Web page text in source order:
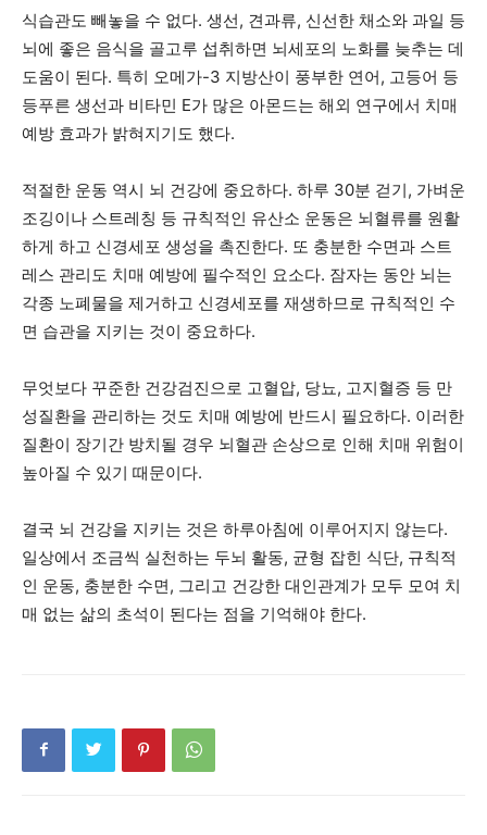
식습관도 빼놓을 수 없다. 생선, 견과류, 신선한 채소와 과일 등
뇌에 좋은 음식을 골고루 섭취하면 뇌세포의 노화를 늦추는 데
도움이 된다. 특히 오메가-3 지방산이 풍부한 연어, 고등어 등
등푸른 생선과 비타민 E가 많은 아몬드는 해외 연구에서 치매
예방 효과가 밝혀지기도 했다.
적절한 운동 역시 뇌 건강에 중요하다. 하루 30분 걷기, 가벼운
조깅이나 스트레칭 등 규칙적인 유산소 운동은 뇌혈류를 원활
하게 하고 신경세포 생성을 촉진한다. 또 충분한 수면과 스트
레스 관리도 치매 예방에 필수적인 요소다. 잠자는 동안 뇌는
각종 노폐물을 제거하고 신경세포를 재생하므로 규칙적인 수
면 습관을 지키는 것이 중요하다.
무엇보다 꾸준한 건강검진으로 고혈압, 당뇨, 고지혈증 등 만
성질환을 관리하는 것도 치매 예방에 반드시 필요하다. 이러한
질환이 장기간 방치될 경우 뇌혈관 손상으로 인해 치매 위험이
높아질 수 있기 때문이다.
결국 뇌 건강을 지키는 것은 하루아침에 이루어지지 않는다.
일상에서 조금씩 실천하는 두뇌 활동, 균형 잡힌 식단, 규칙적
인 운동, 충분한 수면, 그리고 건강한 대인관계가 모두 모여 치
매 없는 삶의 초석이 된다는 점을 기억해야 한다.